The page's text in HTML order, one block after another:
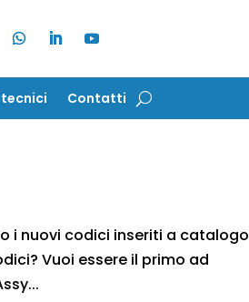
Contatti
Contatti
i nuovi codici inseriti a catalogo
Vuoi essere il primo ad